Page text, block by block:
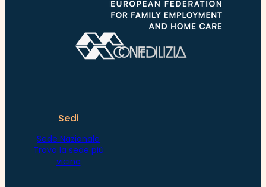
Sedi
Sede Nazionale
Trova la sede più
vicina